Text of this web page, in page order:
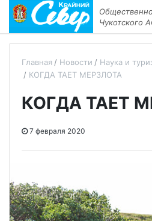
Чукотского
Главная Новости Наука и
КОГДА ТАЕТ МЕРЗЛОТА
КОГДА ТАЕТ
7 февраля 2020